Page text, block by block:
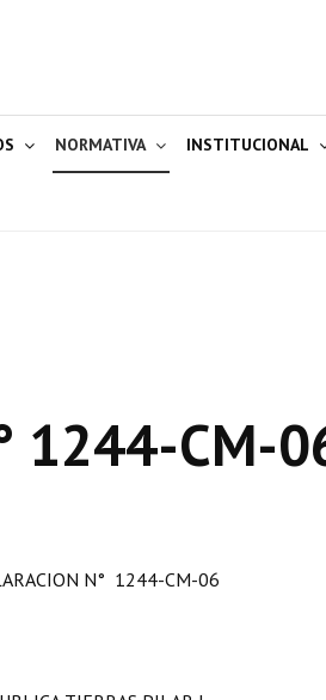
NORMATIVA INSTITUCIONAL
1244-CM-
N° 1244-CM-06